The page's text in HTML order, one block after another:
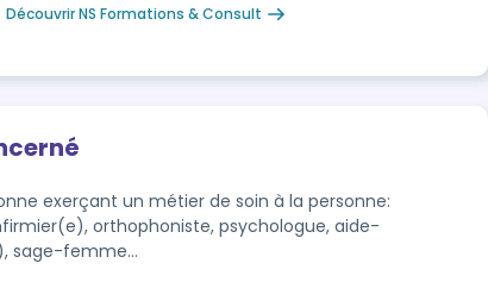
Découvrir NS Formations & Consult
exerçant un métier de soin à la personne:
orthophoniste, psychologue, aide-
sage-femme…